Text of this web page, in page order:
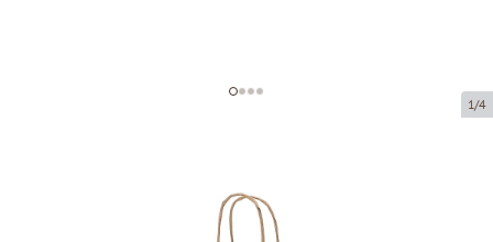
1/4
плетёными ручками